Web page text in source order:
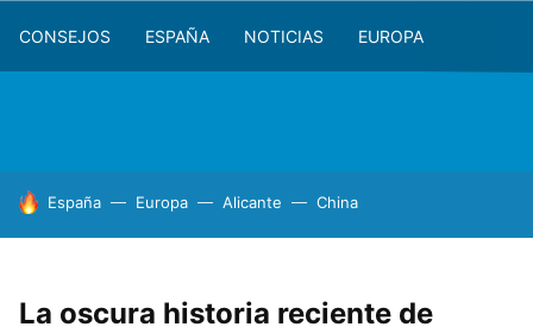
CONSEJOS ESPAÑA NOTICIAS EUROPA
HOY SE HABLA DE
España Europa Alicante China
La oscura historia reciente de